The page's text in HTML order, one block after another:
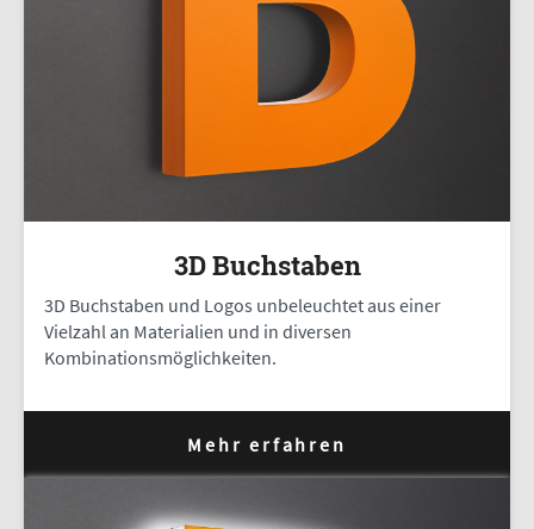
3D Buchstaben
3D Buchstaben und Logos unbeleuchtet aus einer
Vielzahl an Materialien und in diversen
Kombinationsmöglichkeiten.
Mehr erfahren